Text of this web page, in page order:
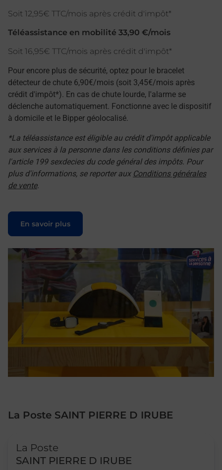
Soit 12,95€ TTC/mois après crédit d'impôt*
Téléassistance en mobilité 33,90 €/mois
Soit 16,95€ TTC/mois après crédit d'impôt*
Pour encore plus de sécurité, optez pour le bracelet
détecteur de chute 6,90€/mois (soit 3,45€/mois après
crédit d'impôt*). En cas de chute lourde, l'alarme se
déclenche automatiquement. Fonctionne avec le dispositif
à domicile et le Bipper géolocalisé.
*La téléassistance est éligible au crédit d'impôt applicable
aux services à la personne dans les conditions définies par
l'article 199 sexdecies du code général des impôts. Pour
plus d'informations, se reporter aux Conditions générales
de vente.
En savoir plus
Le lien s'ouvre dans un nouvel onglet
La Poste SAINT PIERRE D IRUBE
La Poste
SAINT PIERRE D IRUBE